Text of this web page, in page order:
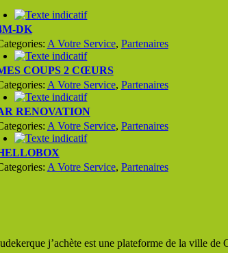
DK
A Votre Service, Partenaires
COUPS 2 CŒURS
A Votre Service, Partenaires
RENOVATION
A Votre Service, Partenaires
A Votre Service, Partenaires
j’achète est une plateforme de la ville